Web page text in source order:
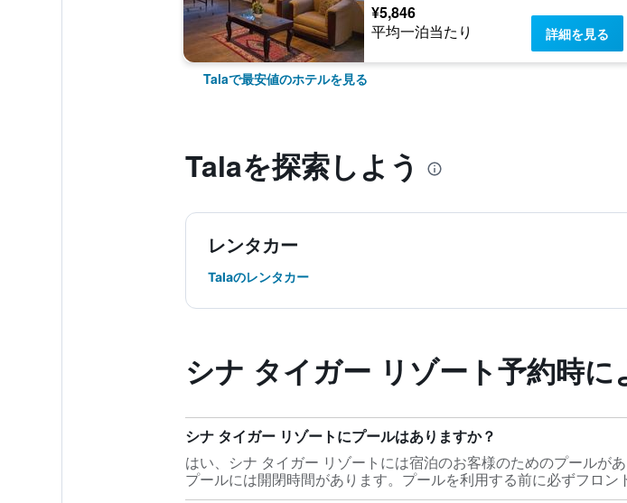
¥5,846
平均一泊当たり 詳細を見る
Talaで最安値のホテルを見る
Tala​を探索しよう
レンタカー
Talaのレンタカー
シナ タイガー リゾート予約時
シナ タイガー リゾートにプールはありますか？
はい、シナ タイガー リゾートには宿泊のお客様のためのプールが
プールには開閉時間があります。プールを利用する前に必ずフロン